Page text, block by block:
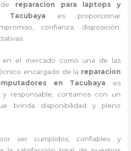
de reparacion para laptops y
Tacubaya es proporcionar
confianza, disposición,
en el mercado como una de las
encargado de la reparacion
en Tacubaya es
y responsable, contamos con un
brinda disponibilidad y pleno
ser cumplidos, confiables y